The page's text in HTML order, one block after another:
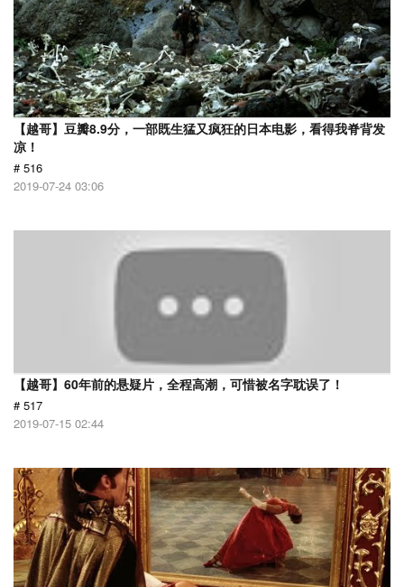
【越哥】豆瓣8.9分，一部既生猛又疯狂的日本电影，看得我脊背发
凉！
# 516
2019-07-24 03:06
【越哥】60年前的悬疑片，全程高潮，可惜被名字耽误了！
# 517
2019-07-15 02:44